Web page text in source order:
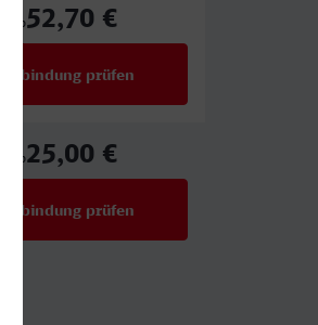
ab52,70 €
Verbindung prüfen
ab25,00 €
Verbindung prüfen